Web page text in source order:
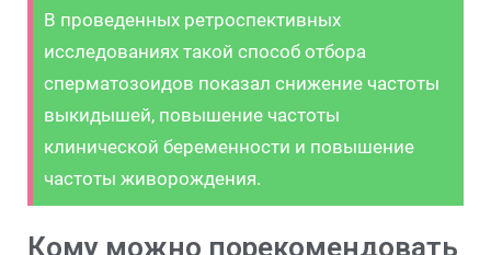
В проведенных ретроспективных
исследованиях такой способ отбора
сперматозоидов показал снижение частоты
выкидышей, повышение частоты
клинической беременности и повышение
частоты живорождения.
Кому можно порекомендовать